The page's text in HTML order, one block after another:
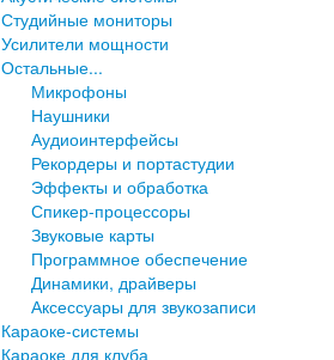
Студийные мониторы
Усилители мощности
Остальные...
Микрофоны
Наушники
Аудиоинтерфейсы
Рекордеры и портастудии
Эффекты и обработка
Спикер-процессоры
Звуковые карты
Программное обеспечение
Динамики, драйверы
Аксессуары для звукозаписи
Караоке-системы
Караоке для клуба